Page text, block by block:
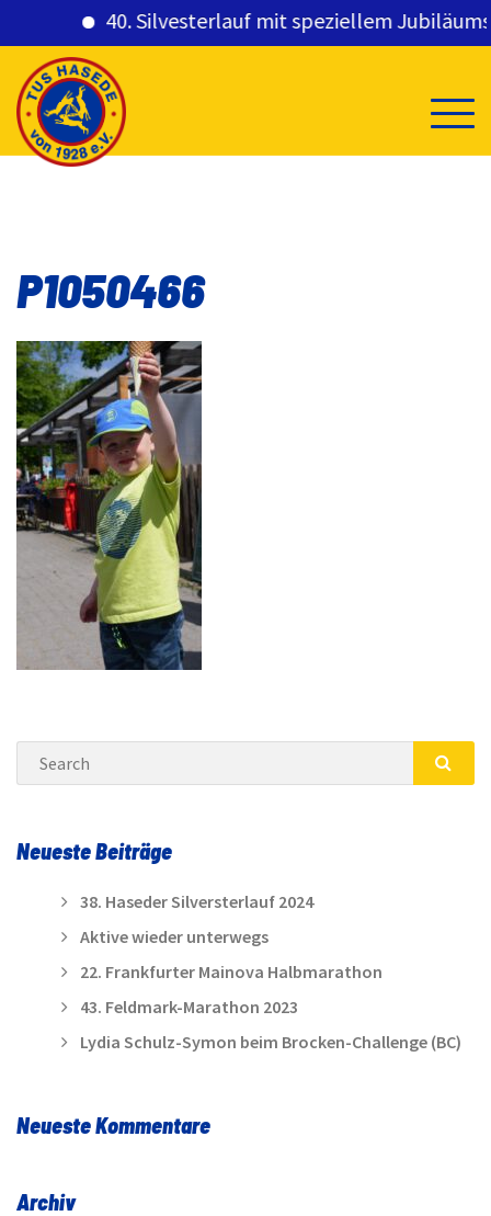
40. Silvesterlauf mit speziellem
content
P1050466
Search
Neueste Beiträge
38. Haseder Silversterlauf 2024
Aktive wieder unterwegs
22. Frankfurter Mainova Halbmarathon
43. Feldmark-Marathon 2023
Lydia Schulz-Symon beim Brocken-Challenge (BC)
Neueste Kommentare
Archiv